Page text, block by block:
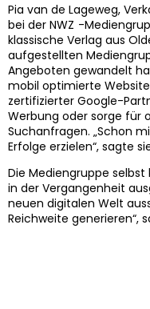
Pia van de Lageweg,
bei der NWZ -
klassische Verlag aus
aufgestellten
Angeboten gewandelt
mobil optimierte
zertifizierter Google-
Werbung oder sorge für
Suchanfragen. „Schon
Erfolge erzielen“, sagte
Die Mediengruppe
in der Vergangenheit
neuen digitalen Welt
Reichweite generieren“,